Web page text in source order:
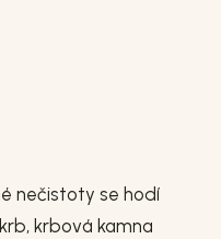
nečistoty se hodí
krbová kamna